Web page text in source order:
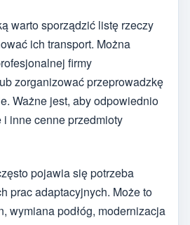
warto sporządzić listę rzeczy
ich transport. Można
firmy
zorganizować przeprowadzkę
Ważne jest, aby odpowiednio
inne cenne przedmioty
pojawia się potrzeba
prac adaptacyjnych. Może to
wymiana podłóg, modernizacja